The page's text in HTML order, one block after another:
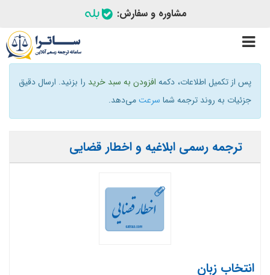
مشاوره و سفارش:
Toggle
navigation
پس از تکمیل اطلاعات، دکمه افزودن به سبد خرید را بزنید. ارسال دقیق
جزئیات به روند ترجمه شما سرعتمی‌دهد.
ترجمه رسمی ابلاغیه و اخطار قضایی
انتخاب زبان